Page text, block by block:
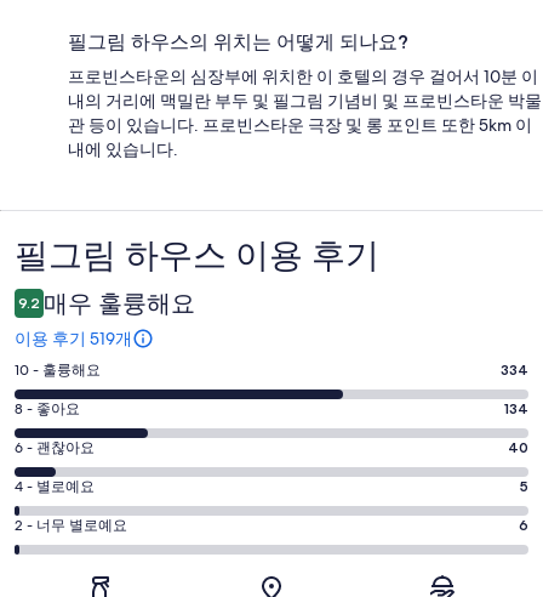
필그림 하우스의 위치는 어떻게 되나요?
프로빈스타운의 심장부에 위치한 이 호텔의 경우 걸어서 10분 이
내의 거리에 맥밀란 부두 및 필그림 기념비 및 프로빈스타운 박물
관 등이 있습니다. 프로빈스타운 극장 및 롱 포인트 또한 5km 이
내에 있습니다.
이
용
후
기
필그림 하우스 이용 후기
9.2 매우 훌륭해요
이용 후기 519개
평
점
10
-
훌
륭
해
요.
10 - 훌륭해요 334
평
점
8
-
좋
아
8 - 좋아요 134
평
점
6
-
괜
6 - 괜찮아요 40
평
점
4
4 - 별로예요 5
평
점
2 - 너무 별로예요 6